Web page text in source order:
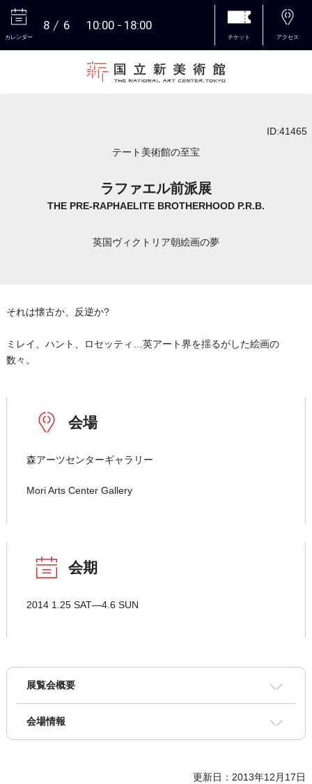
カレンダー
8 6 10:00 18:00
チケット アクセス
ID:41465
テート美術館の至宝
ラファエル前派展
THE PRE-RAPHAELITE BROTHERHOOD P.R.B.
英国ヴィクトリア朝絵画の夢
それは懐古か、反逆か?
ミレイ、ハント、ロセッティ…英アート界を揺るがした絵画の
数々。
会場
森アーツセンターギャラリー
Mori Arts Center Gallery
会期
2014 1.25 SAT―4.6 SUN
展覧会概要
会場情報
更新日：2013年12月17日